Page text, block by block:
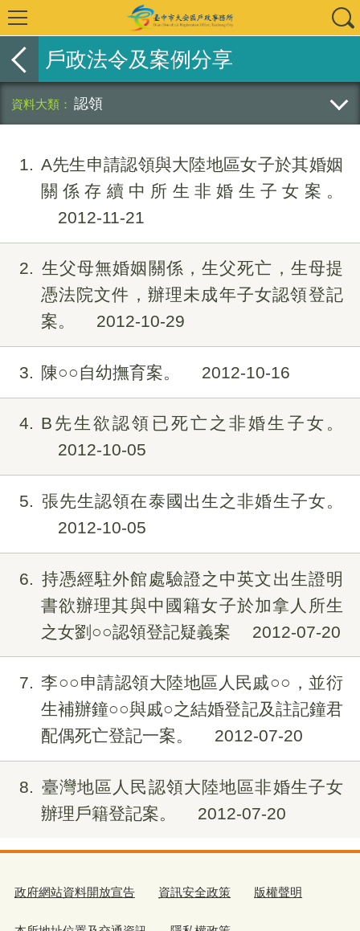
戶政法令及案例分享
認領
1
A先生申請認領與大陸地區女子於其婚姻
關係存續中所生非婚生子女案。
2012-11-21
2
生父母無婚姻關係，生父死亡，生母提
憑法院文件，辦理未成年子女認領登記
案。
2012-10-29
3 陳○○自幼撫育案。 2012-10-16
4
B先生欲認領已死亡之非婚生子女。
2012-10-05
5
張先生認領在泰國出生之非婚生子女。
2012-10-05
6
持憑經駐外館處驗證之中英文出生證明
書欲辦理其與中國籍女子於加拿人所生
之女劉○○認領登記疑義案
2012-07-20
7
李○○申請認領大陸地區人民戚○○，並衍
生補辦鐘○○與戚○之結婚登記及註記鐘君
配偶死亡登記一案。
2012-07-20
8
臺灣地區人民認領大陸地區非婚生子女
辦理戶籍登記案。
2012-07-20
政府網站資料開放宣告 資訊安全政策 版權聲明